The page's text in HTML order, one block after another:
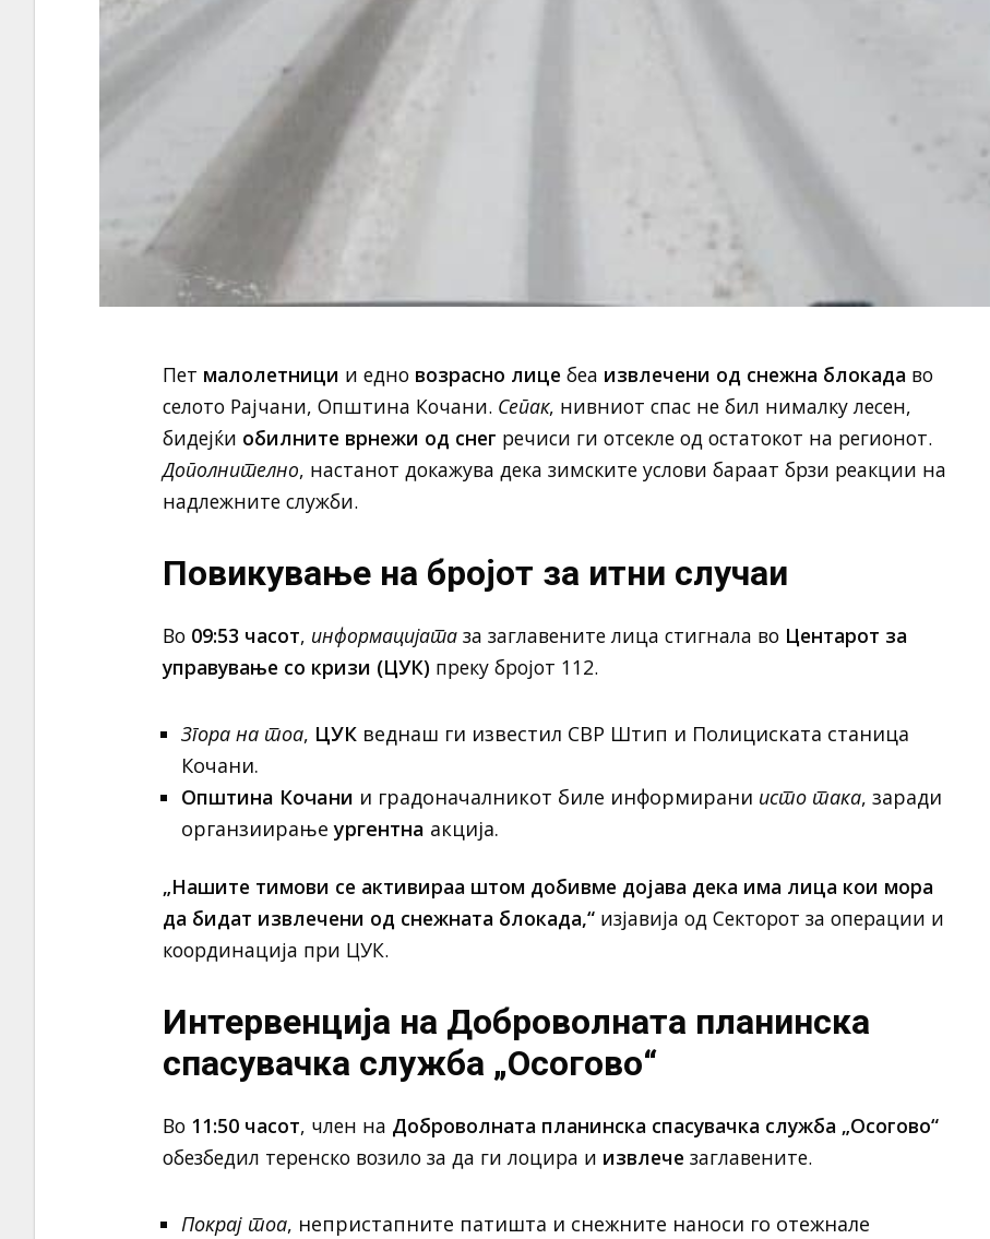
Пет малолетници и едно возрасно лице беа извлечени од снежна блокада во
селото Рајчани, Општина Кочани. Сепак, нивниот спас не бил нималку лесен,
бидејќи обилните врнежи од снег речиси ги отсекле од остатокот на регионот.
Дополнително, настанот докажува дека зимските услови бараат брзи реакции на
надлежните служби.
Повикување на бројот за итни случаи
Во 09:53 часот, информацијатаза заглавените лица стигнала во Центарот за
управување со кризи (ЦУК) преку бројот 112.
Згора на тоа, ЦУКведнаш ги известил СВР Штип и Полициската станица
Кочани.
Општина Кочани и градоначалникот биле информирани исто така, заради
органзиирањеургентна акција.
„Нашите тимови се активираа штом добивме дојава дека има лица кои мора
да бидат извлечени од снежната блокада,“изјавија од Секторот за операции и
координација при ЦУК.
Интервенција на Доброволната планинска
спасувачка служба „Осогово“
Во 11:50 часот, член на Доброволната планинска спасувачка служба „Осогово“
обезбедил теренско возило за да ги лоцира и извлече заглавените.
Покрај тоа, непристапните патишта и снежните наноси го отежнале